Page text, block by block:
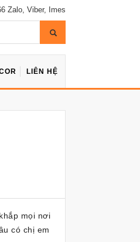
Zalo, Viber, Imes
LIÊN HỆ
mọi nơi
có chị em